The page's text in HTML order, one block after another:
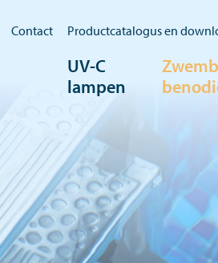
Contact Productcatalogus en
UV-C
lampen